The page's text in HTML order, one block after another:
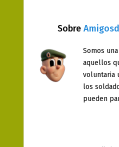
Sobre
Somos
aquellos
voluntaria
los
pueden